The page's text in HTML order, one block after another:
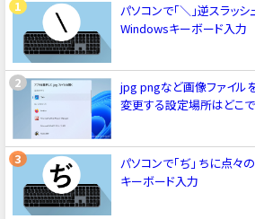
パソコンで「＼」逆スラッ
Windowsキーボード入力
jpg pngなど画像ファイル
変更する設定場所はどこ
パソコンで「ぢ」 ちに点
キーボード入力